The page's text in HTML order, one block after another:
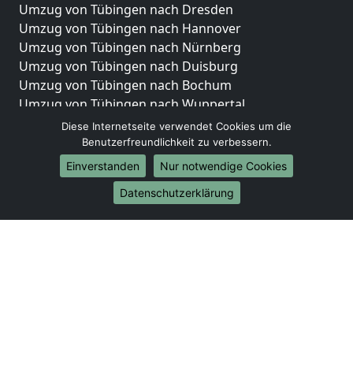
Umzug von Tübingen nach Dresden
Umzug von Tübingen nach Hannover
Umzug von Tübingen nach Nürnberg
Umzug von Tübingen nach Duisburg
Umzug von Tübingen nach Bochum
Umzug von Tübingen nach Wuppertal
Umzug von Tübingen nach Bielefeld
Umzug von Tübingen nach Bonn
Umzug von Tübingen nach Münster
Internationale-Umzüge
Umzug von Tübingen nach Brasilien
Diese Internetseite verwendet Cookies um die
Benutzerfreundlichkeit zu verbessern.
Einverstanden
Nur notwendige Cookies
Datenschutzerklärung